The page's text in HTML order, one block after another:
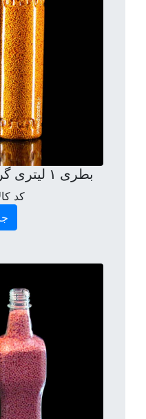
بطری ۱ لیتری گرد ورساچه دهانه ۲۸
کد